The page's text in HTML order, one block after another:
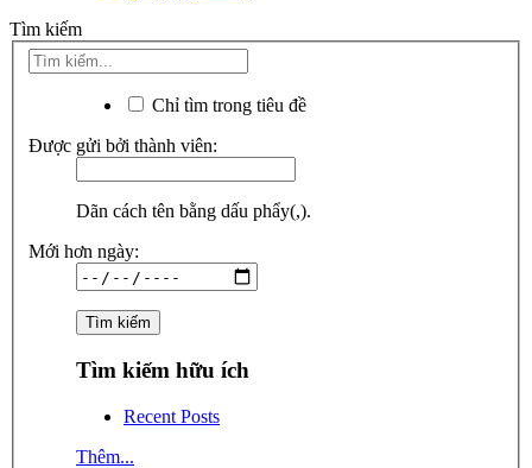
Tìm kiếm
Chỉ tìm trong tiêu đề
Được gửi bởi thành viên:
Dãn cách tên bằng dấu phẩy(,).
Mới hơn ngày:
Tìm kiếm hữu ích
Recent Posts
Thêm...